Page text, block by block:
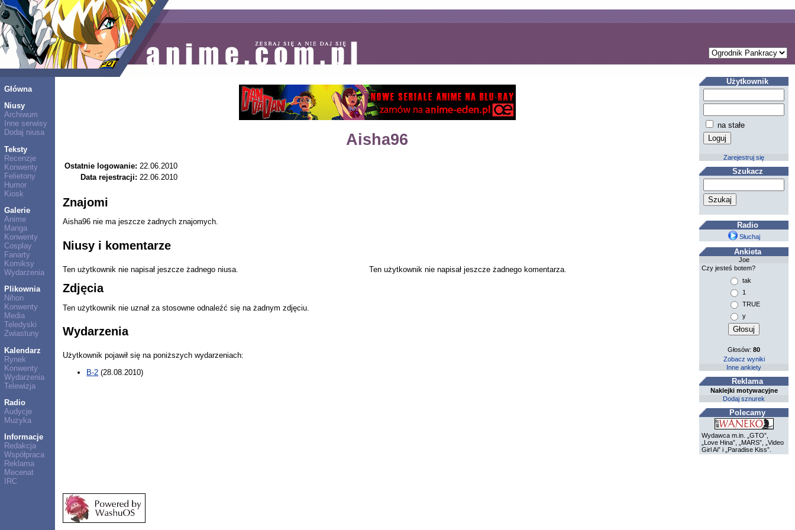
Główna
Niusy
Archiwum
Inne serwisy
Dodaj niusa
Teksty
Recenzje
Konwenty
Felietony
Humor
Kiosk
Galerie
Anime
Manga
Konwenty
Cosplay
Fanarty
Komiksy
Wydarzenia
Plikownia
Nihon
Konwenty
Media
Teledyski
Zwiastuny
Kalendarz
Rynek
Konwenty
Wydarzenia
Telewizja
Radio
Audycje
Muzyka
Informacje
Redakcja
Współpraca
Reklama
Mecenat
IRC
Aisha96
Ostatnie logowanie: 22.06.2010
Data rejestracji: 22.06.2010
Znajomi
Aisha96 nie ma jeszcze żadnych znajomych.
Niusy i komentarze
Ten użytkownik nie napisał jeszcze żadnego niusa. Ten użytkownik nie napisał jeszcze żadnego komentarza.
Zdjęcia
Ten użytkownik nie uznał za stosowne odnaleźć się na żadnym zdjęciu.
Wydarzenia
Użytkownik pojawił się na poniższych wydarzeniach:
B-2 (28.08.2010)
Użytkownik
na stałe
Zarejestruj się
Szukacz
Radio
Słuchaj
Ankieta
Joe
Czy jesteś botem?
tak
1
TRUE
y
Głosów:80
Zobacz wyniki
Inne ankiety
Reklama
Naklejki motywacyjne
Dodaj sznurek
Polecamy
Wydawca m.in. „GTO”,
„Love Hina”, „MARS”, „Video
Girl Ai” i „Paradise Kiss”.